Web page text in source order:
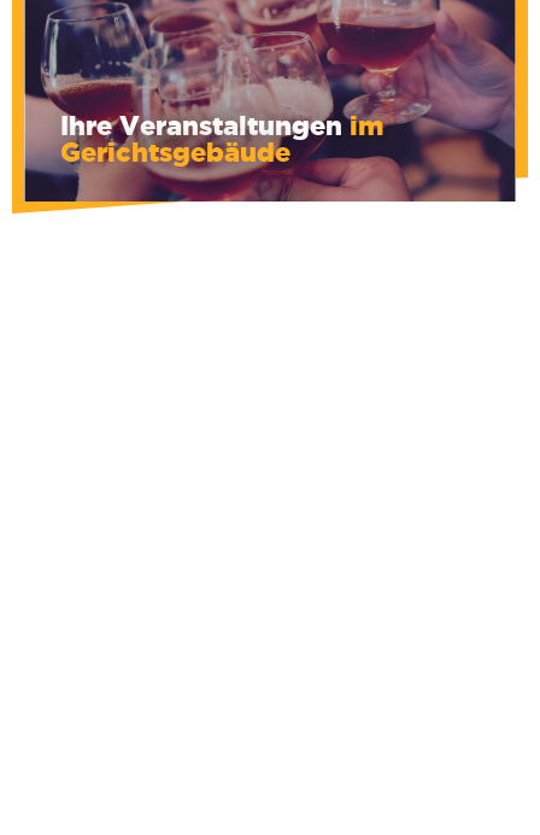
Ihre Veranstaltungenim
Gerichtsgebäude